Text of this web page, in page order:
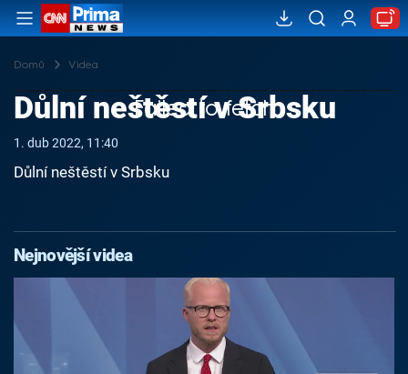
Domů Videa
Failed to fetch
Důlní neštěstí v Srbsku
1. dub 2022, 11:40
Důlní neštěstí v Srbsku
Nejnovější videa